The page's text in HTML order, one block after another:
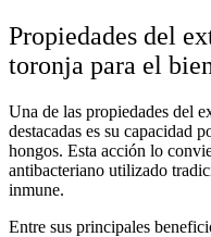
Propiedades del
toronja para el
Una de las propiedades del
destacadas es su capacidad
hongos. Esta acción lo
antibacteriano utilizado
inmune.
Entre sus principales